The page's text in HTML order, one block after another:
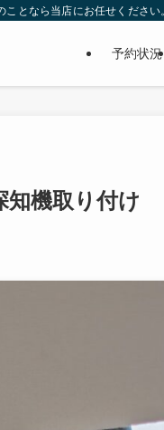
ことなら当店にお任せくだ
予約状況
知機取り付け